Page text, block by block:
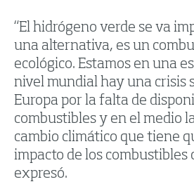
“El hidrógeno verde se va
una alternativa, es un
ecológico. Estamos en una
nivel mundial hay una crisis
Europa por la falta de
combustibles y en el medio
cambio climático que tiene
impacto de los combustibles
expresó.